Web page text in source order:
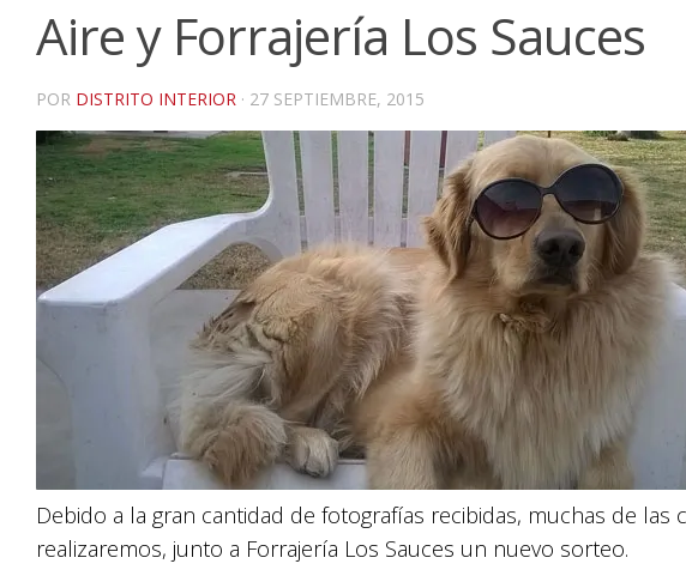
Aire y Forrajería Los Sauces
POR DISTRITO INTERIOR · 27 SEPTIEMBRE, 2015
Debido a la gran cantidad de fotografías recibidas, muchas de
realizaremos, junto a Forrajería Los Sauces un nuevo sorteo.